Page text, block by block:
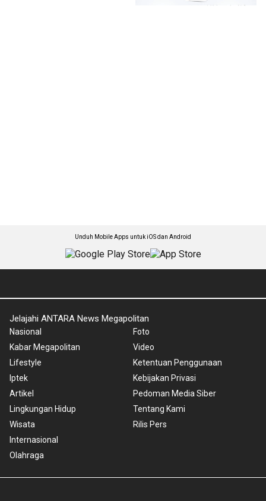
Unduh Mobile Apps untuk iOS dan Android
Jelajahi ANTARA News Megapolitan
Nasional
Kabar Megapolitan
Lifestyle
Iptek
Artikel
Lingkungan Hidup
Wisata
Internasional
Olahraga
Foto
Video
Ketentuan Penggunaan
Kebijakan Privasi
Pedoman Media Siber
Tentang Kami
Rilis Pers